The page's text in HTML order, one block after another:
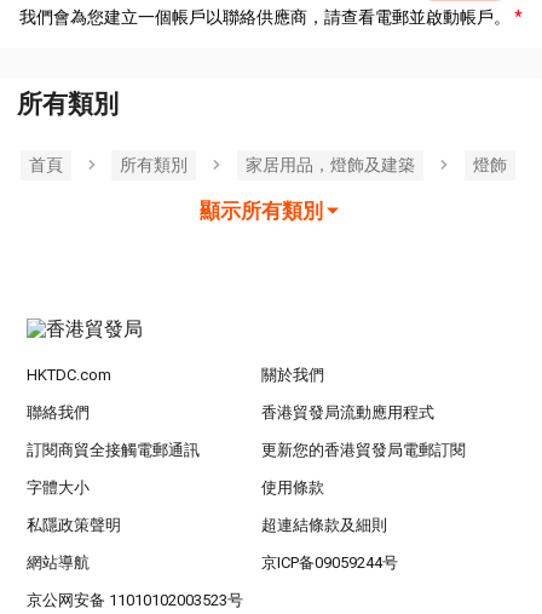
我們會為您建立一個帳戶以聯絡供應商，請查看電郵並啟動帳戶。
所有類別
首頁 所有類別 家居用品，燈飾及建築 燈飾
顯示所有類別
HKTDC.com 關於我們
聯絡我們 香港貿發局流動應用程式
訂閱商貿全接觸電郵通訊 更新您的香港貿發局電郵訂閱
字體大小 使用條款
私隱政策聲明 超連結條款及細則
網站導航 京ICP备09059244号
京公网安备 11010102003523号